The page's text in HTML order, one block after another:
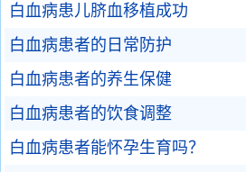
白血病患儿脐血移植成功
白血病患者的日常防护
白血病患者的养生保健
白血病患者的饮食调整
白血病患者能怀孕生育吗？